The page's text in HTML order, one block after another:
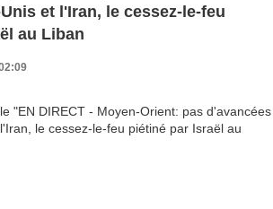
et l'Iran, le cessez-le-feu
au Liban